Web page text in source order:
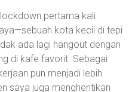
pertama kali
kota kecil di tepi
ada lagi hangout dengan
di kafe favorit. Sebagai
pun menjadi lebih
saya juga menghentikan